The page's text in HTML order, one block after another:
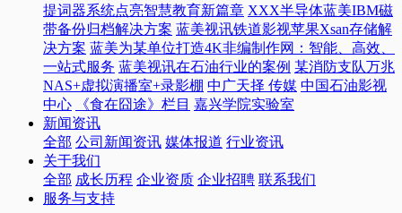
提词器系统点亮智慧教育新篇章 XXX半导体蓝美IBM磁
带备份归档解决方案 蓝美视讯铁道影视苹果Xsan存储解
决方案 蓝美为某单位打造4K非编制作网：智能、高效、
一站式服务 蓝美视讯在石油行业的案例 某消防支队万兆
NAS+虚拟演播室+录影棚 中广天择 传媒 中国石油影视
中心
《食在囧途》栏目 嘉兴学院实验室
新闻资讯
全部 公司新闻资讯 媒体报道 行业资讯
关于我们
全部 成长历程 企业资质 企业招聘 联系我们
服务与支持